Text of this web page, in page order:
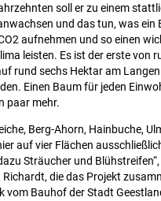
soll er zu einem
und das tun, was ein
aufnehmen und so einen
leisten. Es ist der erste von
rund sechs Hektar am
Einen Baum für jeden
paar mehr.
Berg-Ahorn, Hainbuche,
auf vier Flächen
Sträucher und
die das Projekt
vom Bauhof der Stadt